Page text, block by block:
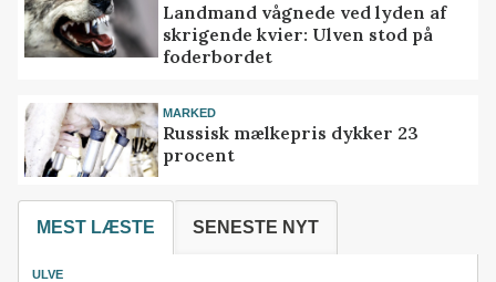
Landmand vågnede ved lyden af
skrigende kvier: Ulven stod på
foderbordet
MARKED
Russisk mælkepris dykker 23
procent
MEST LÆSTE SENESTE NYT
ULVE